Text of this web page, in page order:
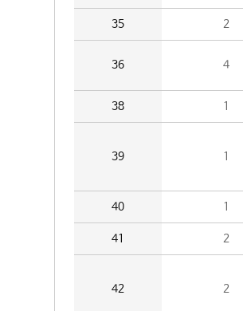
35 2
36 4
38 1
39 1
40 1
41 2
42 2